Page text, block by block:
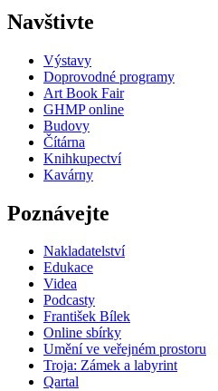
Navštivte
Výstavy
Doprovodné programy
Art Book Fair
GHMP online
Budovy
Čítárna
Knihkupectví
Kavárny
Poznávejte
Nakladatelství
Edukace
Videa
Podcasty
František Bílek
Online sbírky
Umění ve veřejném prostoru
Troja: Zámek a labyrint
Qartal